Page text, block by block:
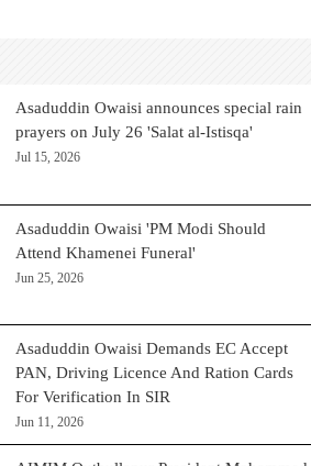
Asaduddin Owaisi announces special rain
prayers on July 26 'Salat al-Istisqa'
Jul 15, 2026
Asaduddin Owaisi 'PM Modi Should
Attend Khamenei Funeral'
Jun 25, 2026
Asaduddin Owaisi Demands EC Accept
PAN, Driving Licence And Ration Cards
For Verification In SIR
Jun 11, 2026